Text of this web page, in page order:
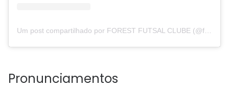
Pronunciamentos